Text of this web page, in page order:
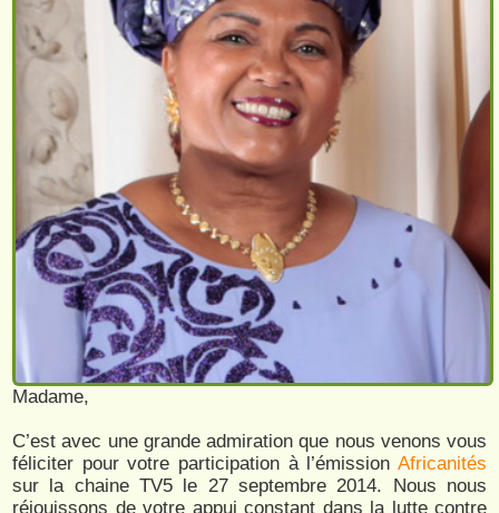
Madame,
C’est avec une grande admiration que nous venons vous
féliciter pour votre participation à l’émission Africanités
sur la chaine TV5 le 27 septembre 2014. Nous nous
réjouissons de votre appui constant dans la lutte contre